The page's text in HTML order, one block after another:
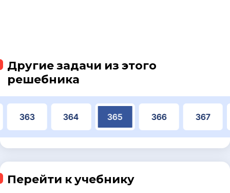
Другие задачи из этого
решебника
363 364 365 366 367
Перейти к учебнику